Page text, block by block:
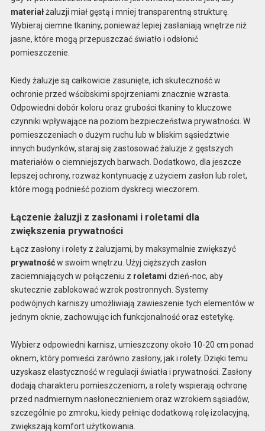
materiałżaluzji miał gęstą i mniej transparentną strukturę.
Wybieraj ciemne tkaniny, ponieważ lepiej zasłaniają wnętrze niż
jasne, które mogą przepuszczać światło i odsłonić
pomieszczenie.
Kiedy żaluzje są całkowicie zasunięte, ich skuteczność w
ochronie przed wścibskimi spojrzeniami znacznie wzrasta.
Odpowiedni dobór koloru oraz grubości tkaniny to kluczowe
czynniki wpływające na poziom bezpieczeństwa prywatności. W
pomieszczeniach o dużym ruchu lub w bliskim sąsiedztwie
innych budynków, staraj się zastosować żaluzje z gęstszych
materiałów o ciemniejszych barwach. Dodatkowo, dla jeszcze
lepszej ochrony, rozważ kontynuację z użyciem zasłon lub rolet,
które mogą podnieść poziom dyskrecji wieczorem.
Łączenie żaluzji z zasłonami i roletami dla
zwiększenia prywatności
Łącz zasłony i rolety z żaluzjami, by maksymalnie zwiększyć
prywatnośćw swoim wnętrzu. Użyj cięższych zasłon
zaciemniających w połączeniu z roletami dzień-noc, aby
skutecznie zablokować wzrok postronnych. Systemy
podwójnych karniszy umożliwiają zawieszenie tych elementów w
jednym oknie, zachowując ich funkcjonalność oraz estetykę.
Wybierz odpowiedni karnisz, umieszczony około 10-20 cm ponad
oknem, który pomieści zarówno zasłony, jak i rolety. Dzięki temu
uzyskasz elastyczność w regulacji światła i prywatności. Zasłony
dodają charakteru pomieszczeniom, a rolety wspierają ochronę
przed nadmiernym nasłonecznieniem oraz wzrokiem sąsiadów,
szczególnie po zmroku, kiedy pełniąc dodatkową rolę izolacyjną,
zwiększają komfort użytkowania.